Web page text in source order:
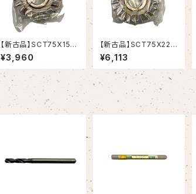
【新古品】SCT75X150
サイドカッター 75X15X
25.4(岡崎精工）
¥3,960
【新古品】SCT75X220
サイドカッター 75X22
X25.4(岡崎精工）
¥6,113